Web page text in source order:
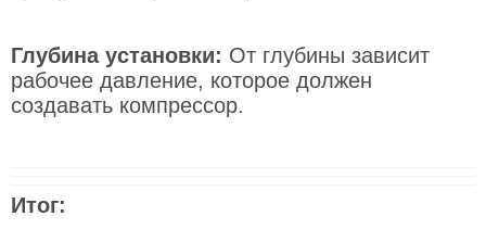
Глубина установки: От глубины зависит
рабочее давление, которое должен
создавать компрессор.
Итог: